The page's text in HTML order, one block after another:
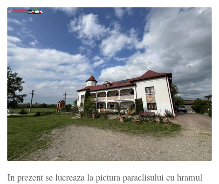
In prezent se lucreaza la pictura paraclisului cu hramul